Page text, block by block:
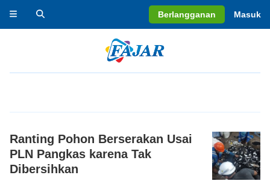
Berlangganan Masuk
Ranting Pohon Berserakan Usai
PLN Pangkas karena Tak
Dibersihkan